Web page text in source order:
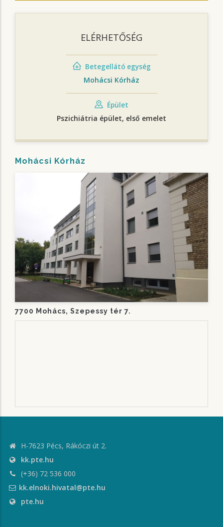
ELÉRHETŐSÉG
Betegellátó egység
Mohácsi Kórház
Épület
Pszichiátria épület, első emelet
Mohácsi Kórház
7700 Mohács, Szepessy tér 7.
H-7623 Pécs, Rákóczi út 2.
kk.pte.hu
(+36) 72 536 000
kk.elnoki.hivatal@pte.hu
pte.hu